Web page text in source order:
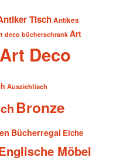
TischAntikes
deco bücherschrank Art
Art Deco
Ausziehtisch
Bronze
Bücherregal Eiche
Möbel